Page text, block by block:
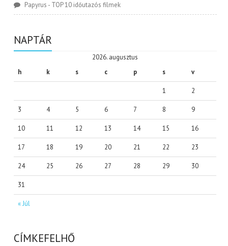
Papyrus - TOP 10 időutazós filmek
NAPTÁR
2026. augusztus
h
k s c p s v
« Júl
1 2
3 4 5 6 7 8 9
10 11 12 13 14 15 16
17 18 19 20 21 22 23
24 25 26 27 28 29 30
31
CÍMKEFELHŐ